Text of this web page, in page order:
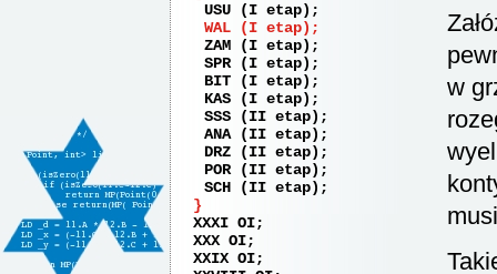
USU (I etap)
WAL (I etap)
ZAM (I etap)
SPR (I etap)
BIT (I etap)
KAS (I etap)
SSS (II etap)
ANA (II etap)
DRZ (II etap)
POR (II etap)
SCH (II etap)
XXXI OI
XXX OI
XXIX OI
w